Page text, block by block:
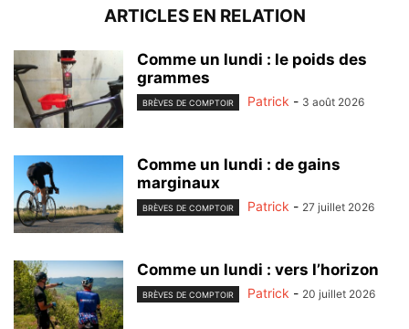
ARTICLES EN RELATION
Comme un lundi : le poids des
grammes
BRÈVES DE COMPTOIR Patrick - 3 août 2026
Comme un lundi : de gains
marginaux
BRÈVES DE COMPTOIR Patrick - 27 juillet 2026
Comme un lundi : vers l’horizon
BRÈVES DE COMPTOIR Patrick - 20 juillet 2026